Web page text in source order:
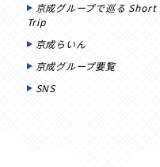
京成グループで巡る Short
Trip
京成らいん
京成グループ要覧
SNS